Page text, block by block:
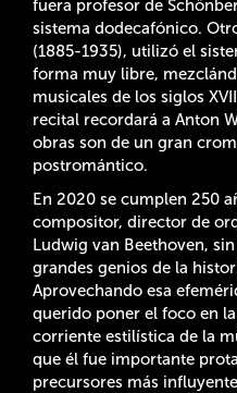
fuera profesor de
sistema dodecafónico.
(1885-1935), utilizó el
forma muy libre,
musicales de los siglos
recital recordará a Anton
obras son de un gran
postromántico.
En 2020 se cumplen 250
compositor, director de
Ludwig van Beethoven,
grandes genios de la
Aprovechando esa
querido poner el foco en la
corriente estilística de la
que él fue importante
precursores más